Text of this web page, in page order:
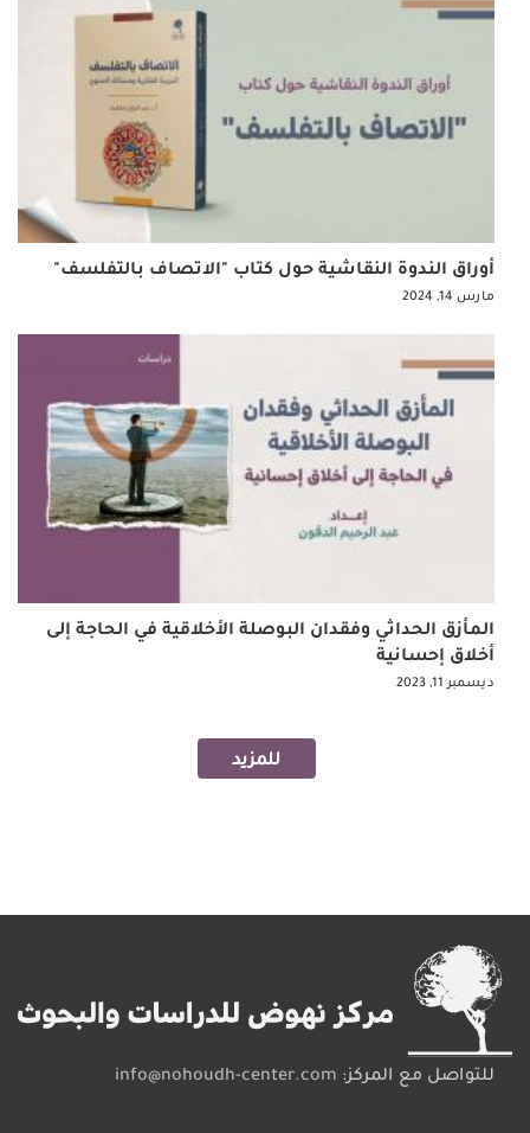
أوراق الندوة النقاشية حول كتاب "الاتصاف بالتفلسف"
مارس 14, 2024
المأزق الحداثي وفقدان البوصلة الأخلاقية في الحاجة إلى
أخلاق إحسانية
ديسمبر 11, 2023
للمزيد
للتواصل مع المركز:info@nohoudh-center.com